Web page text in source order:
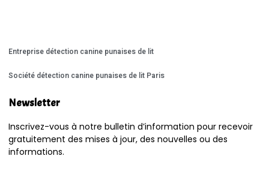
Entreprise détection canine punaises de lit
Société détection canine punaises de lit Paris
Newsletter
Inscrivez-vous à notre bulletin d’information pour recevoir
gratuitement des mises à jour, des nouvelles ou des
informations.